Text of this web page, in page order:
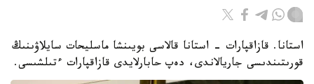
استانا. قازاقپارات - استانا قالاسى بويىنشا ماسليحات سايلاۋىنىڭ
قورىتىندىسى جاريالاندى، دەپ حابارلايدى قازاقپارات ءتىلشىسى.